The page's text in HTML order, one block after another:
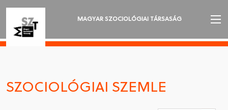
MAGYAR SZOCIOLÓGIAI TÁRSASÁG
SZOCIOLÓGIAI SZEMLE